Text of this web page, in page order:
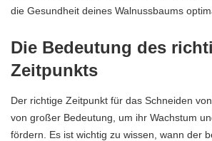
die Gesundheit deines Walnussbaums
Die Bedeutung des
Zeitpunkts
Der richtige Zeitpunkt für das Schneiden
von großer Bedeutung, um ihr Wachstum
fördern. Es ist wichtig zu wissen, wann der